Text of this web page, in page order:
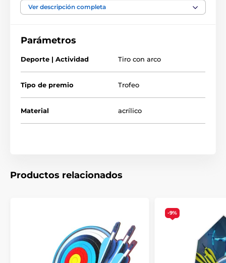
Ver descripción completa
Parámetros
Deporte | Actividad Tiro con arco
Tipo de premio Trofeo
Material acrílico
Productos relacionados
-9%